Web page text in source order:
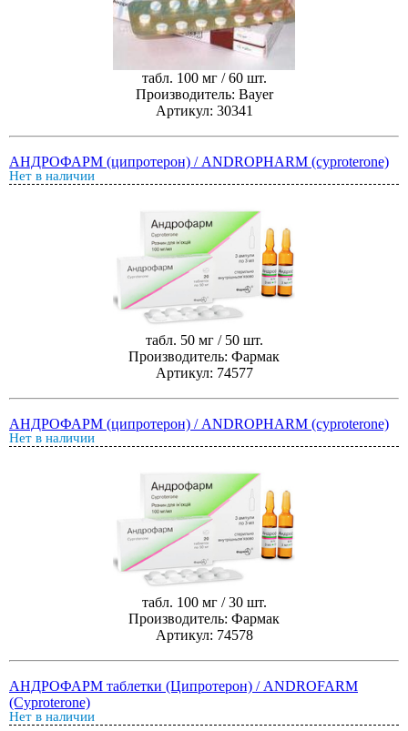
табл. 100 мг / 60 шт.
Производитель: Bayer
Артикул: 30341
АНДРОФАРМ (ципротерон) / ANDROPHARM (cyproterone)
Нет в наличии
табл. 50 мг / 50 шт.
Производитель: Фармак
Артикул: 74577
АНДРОФАРМ (ципротерон) / ANDROPHARM (cyproterone)
Нет в наличии
табл. 100 мг / 30 шт.
Производитель: Фармак
Артикул: 74578
АНДРОФАРМ таблетки (Ципротерон) / ANDROFARM
(Cyproterone)
Нет в наличии